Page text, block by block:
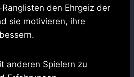
den Ehrgeiz der
sie motivieren, ihre
anderen Spielern zu